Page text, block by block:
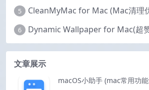
5
6
文章展示
macOS小助手 (mac常用功